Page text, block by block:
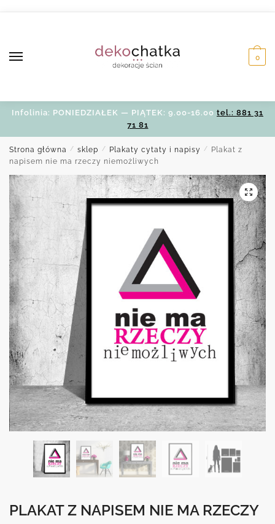
0
Infolinia: PONIEDZIAŁEK — PIĄTEK: 9.00-16.00 tel.: 881 31
71 81
Strona główna / sklep / Plakaty cytaty i napisy /
Plakat z
napisem nie ma rzeczy niemożliwych
PLAKAT Z NAPISEM NIE MA RZECZY